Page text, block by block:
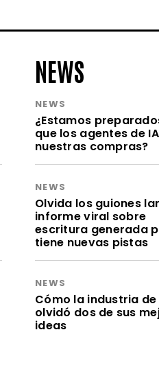
NEWS
NEWS
¿Estamos
que los agentes de
nuestras compras?
NEWS
Olvida los guiones
informe viral sobre
escritura generada
tiene nuevas pistas
NEWS
Cómo la industria de
olvidó dos de sus
ideas